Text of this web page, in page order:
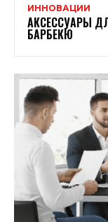
ИННОВАЦИИ
АКСЕССУАРЫ
БАРБЕКЮ